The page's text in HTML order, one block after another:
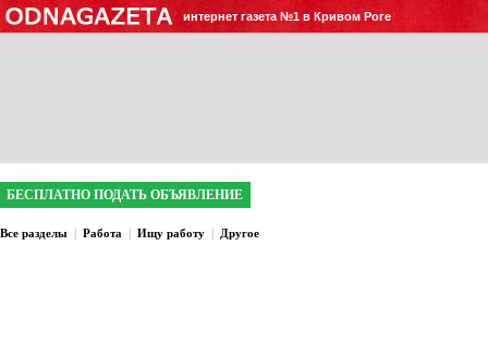
интернет газета №1 в Кривом Роге
БЕСПЛАТНО ПОДАТЬ ОБЪЯВЛЕНИЕ
Все разделы | Работа | Ищу работу | Другое